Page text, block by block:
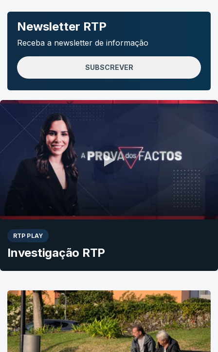
Newsletter RTP
Receba a newsletter de informação
SUBSCREVER
RTP PLAY
Investigação RTP